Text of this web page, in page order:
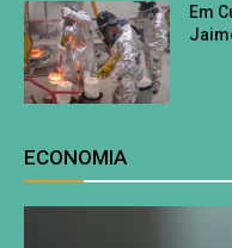
Em
ECONOMIA